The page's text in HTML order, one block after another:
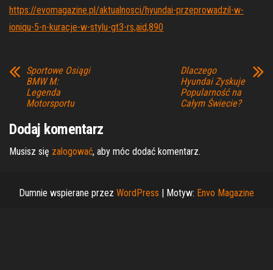
https://evomagazine.pl/aktualnosci/hyundai-przeprowadzil-w-
ioniqu-5-n-kuracje-w-stylu-gt3-rs,aid,890
Sportowe Osiągi
BMW M:
Legenda
Motorsportu
Dlaczego
Hyundai Zyskuje
Popularność na
Całym Świecie?
Dodaj komentarz
Musisz się zalogować, aby móc dodać komentarz.
Dumnie wspierane przez WordPress Motyw: Envo Magazine